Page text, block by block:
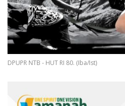
DPUPR NTB - HUT RI 80. (Iba/Ist)